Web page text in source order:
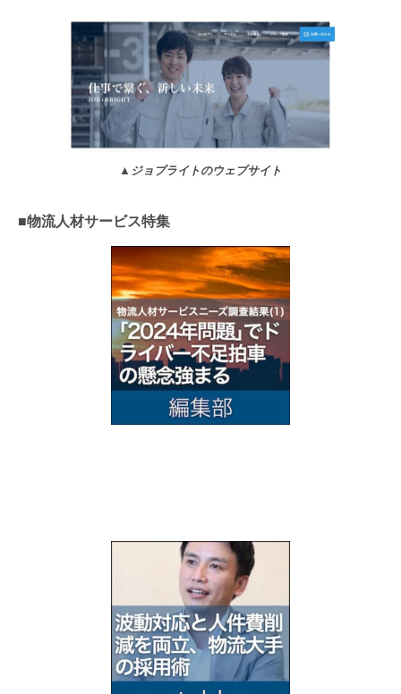
▲ ジョブライトのウェブサイト
■物流人材サービス特集